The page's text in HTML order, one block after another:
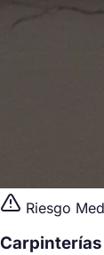
Riesgo